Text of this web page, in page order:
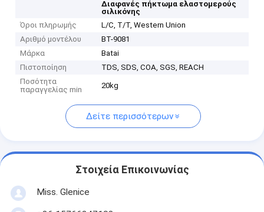
Διαφανές πήκτωμα ελαστομερούς
σιλικόνης
Όροι πληρωμής
L/C, T/T, Western Union
Αριθμό μοντέλου
BT-9081
Μάρκα
Batai
Πιστοποίηση
TDS, SDS, COA, SGS, REACH
Ποσότητα
παραγγελίας min
20kg
Δείτε περισσότερων
Στοιχεία Επικοινωνίας
Miss. Glenice